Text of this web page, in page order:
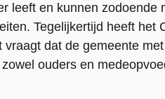
leeft en kunnen
Tegelijkertijd heeft het
dat de gemeente
ouders en